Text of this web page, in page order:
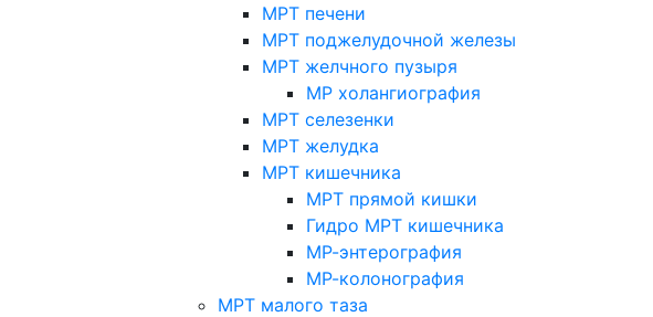
МРТ печени
МРТ поджелудочной железы
МРТ желчного пузыря
МР холангиография
МРТ селезенки
МРТ желудка
МРТ кишечника
МРТ прямой кишки
Гидро МРТ кишечника
МР-энтерография
МР-колонография
МРТ малого таза